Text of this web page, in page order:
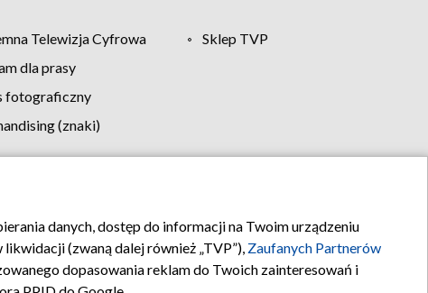
Telewizja Cyfrowa
Sklep TVP
dla prasy
fotograficzny
(znaki)
reklamy Kontakt
danych, dostęp do informacji na Twoim urządzeniu
(zwaną dalej również „TVP”), Zaufanych Partnerów
dopasowania reklam do Twoich zainteresowań i